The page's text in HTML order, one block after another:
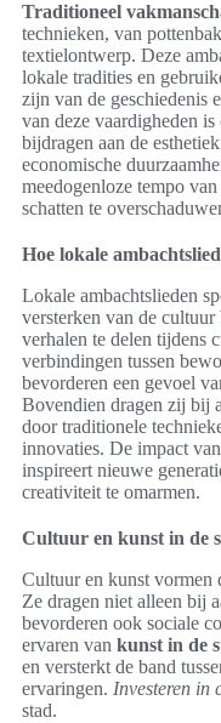
Traditioneel
technieken, van
textielontwerp. Deze
lokale tradities en
zijn van de geschiedenis
van deze vaardigheden
bijdragen aan de
economische
meedogenloze tempo
schatten te
Hoe lokale
Lokale ambachtslieden
versterken van de
verhalen te delen tijdens
verbindingen tussen
bevorderen een gevoel
Bovendien dragen zij bij
door traditionele
innovaties. De impact
inspireert nieuwe
creativiteit te omarmen.
Cultuur en kunst in de
Cultuur en kunst vormen
Ze dragen niet alleen bij
bevorderen ook sociale
ervaren van kunst in de
en versterkt de band
ervaringen. Investeren in
stad.